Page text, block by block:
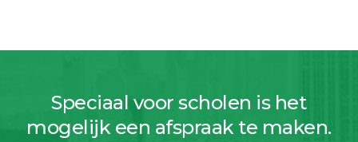
Speciaal voor scholen is het
mogelijk een afspraak te maken.